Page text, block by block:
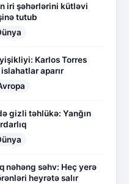
iri şəhərlərini kütləvi
tutub
Karlos Torres
aparır
gizli təhlükə: Yanğın
nəhəng səhv: Heç yerə
heyrətə salır